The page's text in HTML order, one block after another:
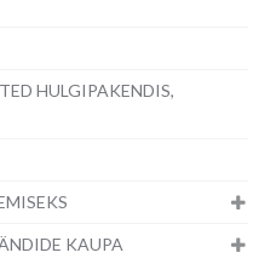
HULGIPAKENDIS,
KAUPA